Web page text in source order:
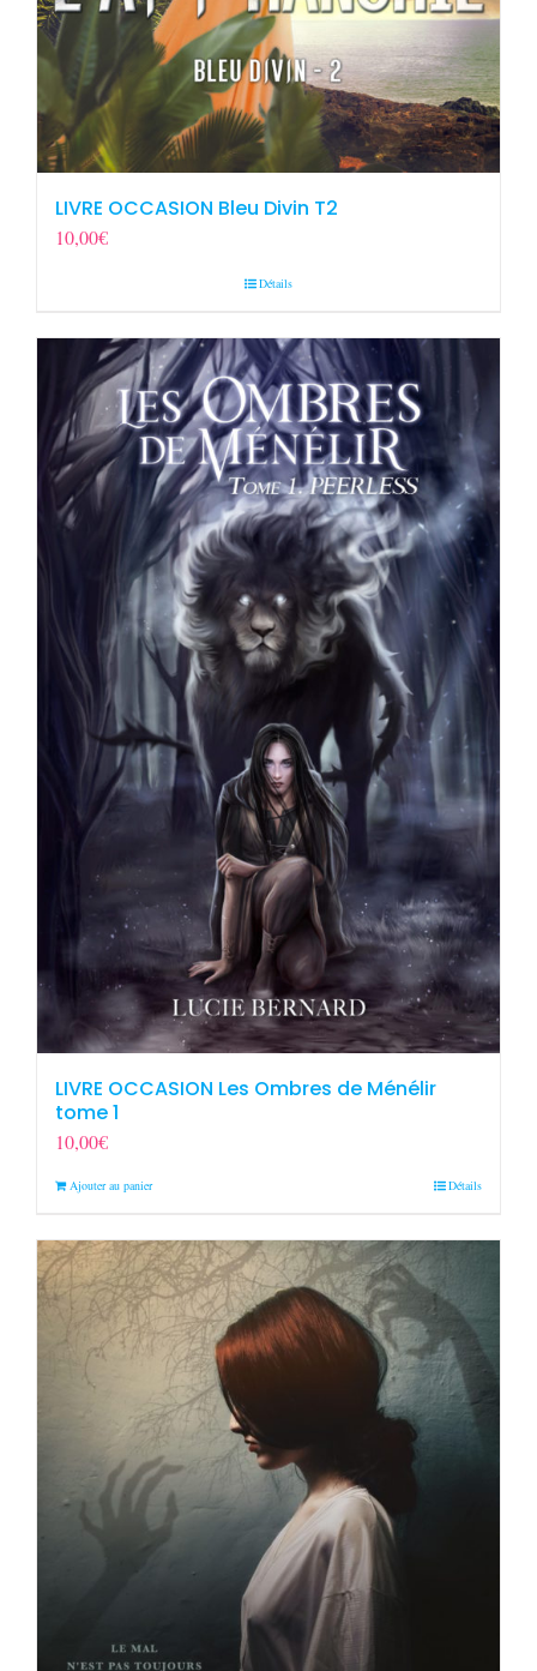
LIVRE OCCASION Bleu Divin T2
10,00€
Détails
LIVRE OCCASION Les Ombres de Ménélir
tome 1
10,00€
Ajouter au panier Détails